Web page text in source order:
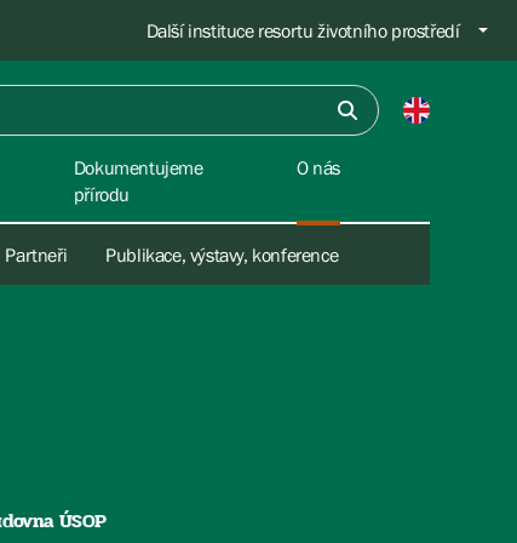
Další instituce resortu životního prostředí
Dokumentujeme
přírodu
O nás
Partneři Publikace, výstavy, konference
ÚSOP